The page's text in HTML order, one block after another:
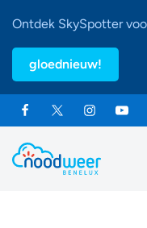
Ontdek SkySpotter
gloednieuw!